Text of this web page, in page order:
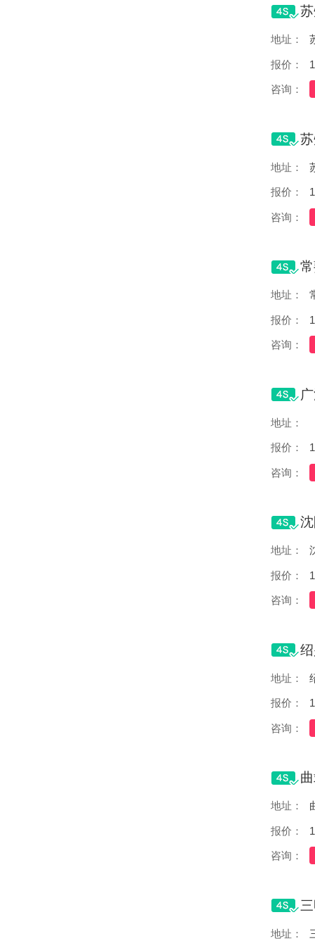
地址：
报价：
咨询：
地址：
报价：
咨询：
地址：
报价：
咨询：
地址：
报价：
咨询：
地址：
报价：
咨询：
地址：
报价：
咨询：
地址：
报价：
咨询：
地址：